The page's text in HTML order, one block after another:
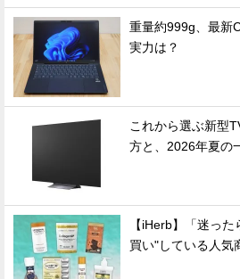
重量約999g、最新
実力は？
これから選ぶ新型
方と、2026年夏の
【iHerb】「迷っ
買い"している人気